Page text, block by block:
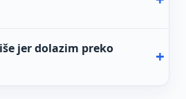
jer dolazim preko